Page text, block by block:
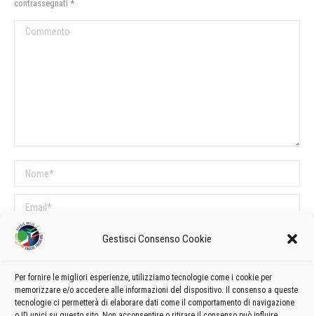
Gestisci Consenso Cookie
Per fornire le migliori esperienze, utilizziamo tecnologie come i cookie per
memorizzare e/o accedere alle informazioni del dispositivo. Il consenso a queste
tecnologie ci permetterà di elaborare dati come il comportamento di navigazione
contrassegnati *
Commento
Nome *
Email *
Sito web
COMMENTI SUL POST
Questo sito utilizza Akismet per ridurre lo spam.Scopri come vengono